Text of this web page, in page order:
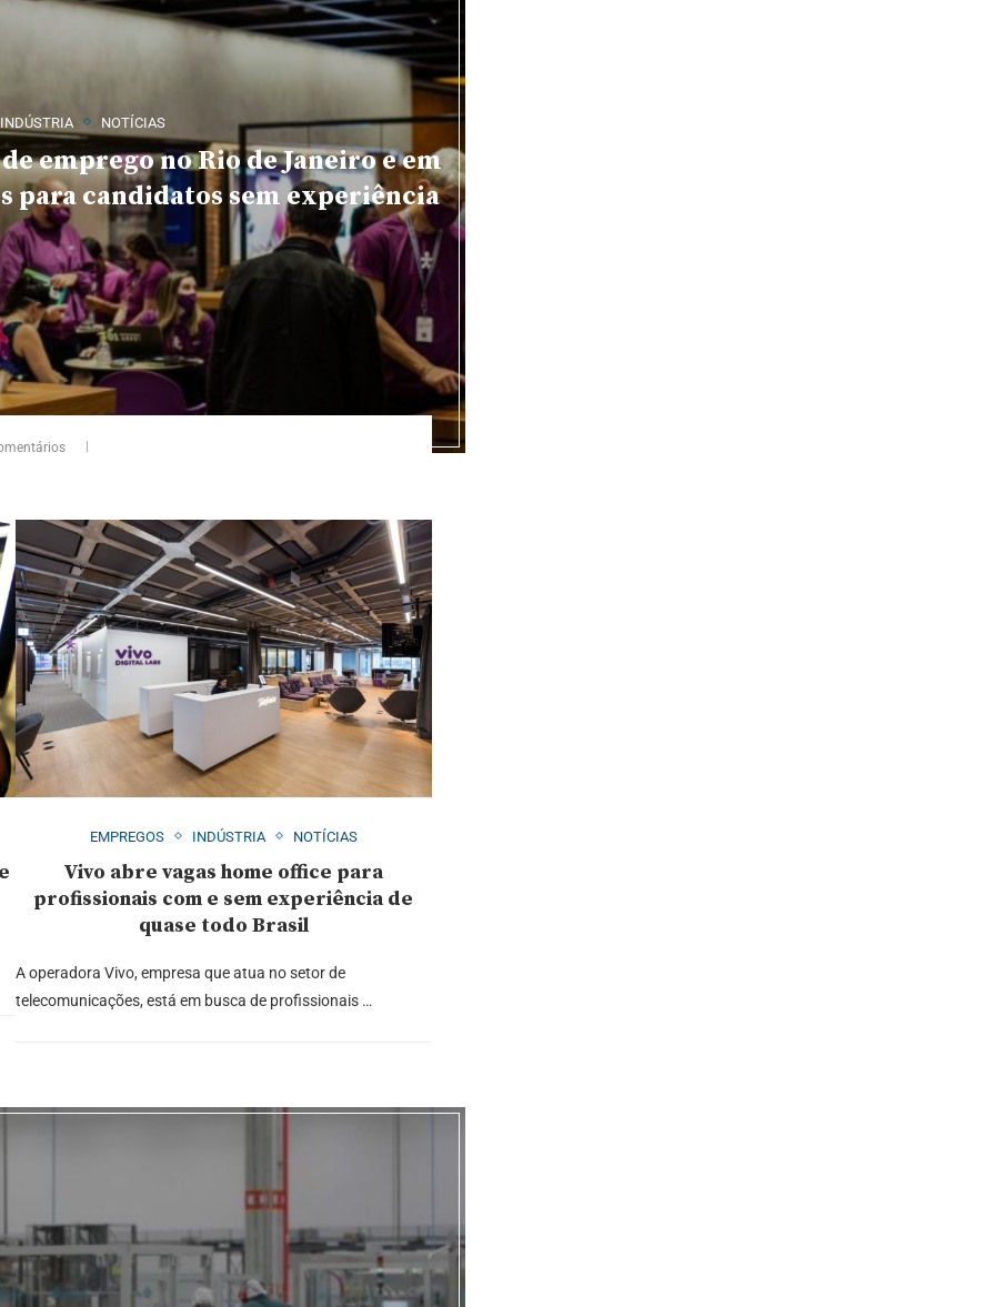
INDÚSTRIA NOTÍCIAS
emprego no Rio de Janeiro e em
para candidatos sem experiência
EMPREGOS INDÚSTRIA NOTÍCIAS
Vivo abre vagas home office para
profissionais com e sem experiência de
quase todo Brasil
A operadora Vivo, empresa que atua no setor de
telecomunicações, está em busca de profissionais …